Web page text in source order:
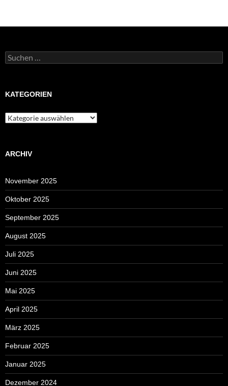
Suchen
nach:
KATEGORIEN
Kategorien
ARCHIV
November 2025
Oktober 2025
September 2025
August 2025
Juli 2025
Juni 2025
Mai 2025
April 2025
März 2025
Februar 2025
Januar 2025
Dezember 2024